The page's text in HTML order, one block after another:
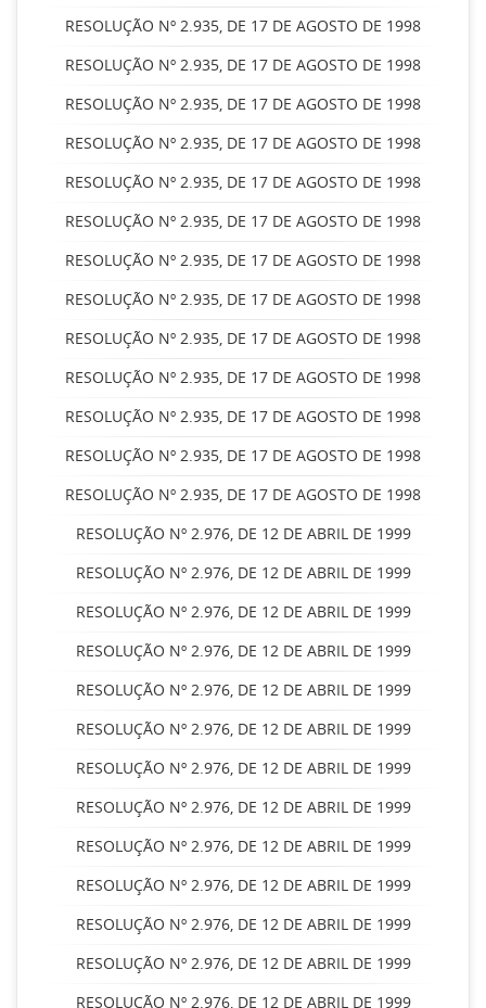
RESOLUÇÃO Nº 2.935, DE 17 DE AGOSTO DE 1998
RESOLUÇÃO Nº 2.935, DE 17 DE AGOSTO DE 1998
RESOLUÇÃO Nº 2.935, DE 17 DE AGOSTO DE 1998
RESOLUÇÃO Nº 2.935, DE 17 DE AGOSTO DE 1998
RESOLUÇÃO Nº 2.935, DE 17 DE AGOSTO DE 1998
RESOLUÇÃO Nº 2.935, DE 17 DE AGOSTO DE 1998
RESOLUÇÃO Nº 2.935, DE 17 DE AGOSTO DE 1998
RESOLUÇÃO Nº 2.935, DE 17 DE AGOSTO DE 1998
RESOLUÇÃO Nº 2.935, DE 17 DE AGOSTO DE 1998
RESOLUÇÃO Nº 2.935, DE 17 DE AGOSTO DE 1998
RESOLUÇÃO Nº 2.935, DE 17 DE AGOSTO DE 1998
RESOLUÇÃO Nº 2.935, DE 17 DE AGOSTO DE 1998
RESOLUÇÃO Nº 2.935, DE 17 DE AGOSTO DE 1998
RESOLUÇÃO Nº 2.976, DE 12 DE ABRIL DE 1999
RESOLUÇÃO Nº 2.976, DE 12 DE ABRIL DE 1999
RESOLUÇÃO Nº 2.976, DE 12 DE ABRIL DE 1999
RESOLUÇÃO Nº 2.976, DE 12 DE ABRIL DE 1999
RESOLUÇÃO Nº 2.976, DE 12 DE ABRIL DE 1999
RESOLUÇÃO Nº 2.976, DE 12 DE ABRIL DE 1999
RESOLUÇÃO Nº 2.976, DE 12 DE ABRIL DE 1999
RESOLUÇÃO Nº 2.976, DE 12 DE ABRIL DE 1999
RESOLUÇÃO Nº 2.976, DE 12 DE ABRIL DE 1999
RESOLUÇÃO Nº 2.976, DE 12 DE ABRIL DE 1999
RESOLUÇÃO Nº 2.976, DE 12 DE ABRIL DE 1999
RESOLUÇÃO Nº 2.976, DE 12 DE ABRIL DE 1999
RESOLUÇÃO Nº 2.976, DE 12 DE ABRIL DE 1999